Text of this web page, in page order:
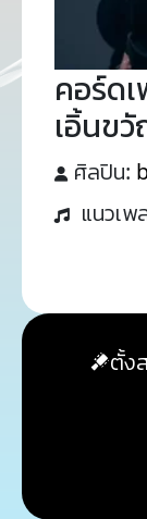
คอร์ด
เอิ้นข
ศิลปิน:
แนวเพ
ตั้ง